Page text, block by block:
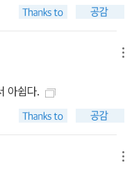
않은’ 표지는 샐린저를 대
아쉽다.